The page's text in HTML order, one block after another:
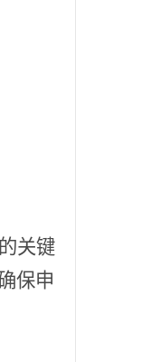
关键
保申